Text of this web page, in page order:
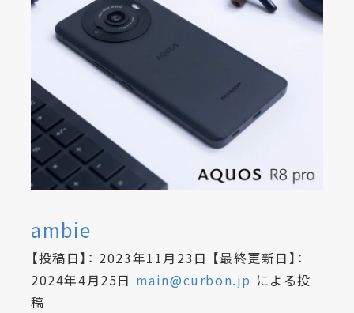
ambie
【投稿日】： 2023年11月23日 【最終更新日】：
2024年4月25日 main@curbon.jp による投
稿